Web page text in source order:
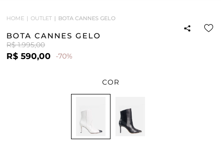
HOME OUTLET BOTA CANNES GELO
BOTA CANNES GELO
R$ 1.995,00
R$ 590,00 -70%
COR